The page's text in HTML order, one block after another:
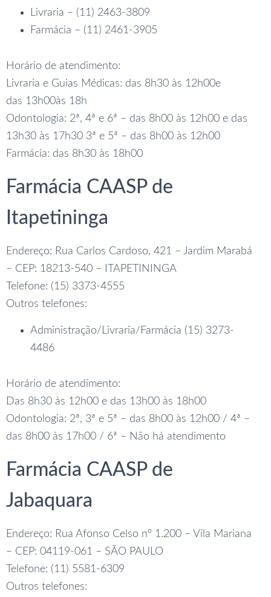
Livraria – (11) 2463-3809
Farmácia – (11) 2461-3905
Horário de atendimento:
Livraria e Guias Médicas: das 8h30 às 12h00e
das 13h00às 18h
Odontologia: 2ª, 4ª e 6ª – das 8h00 às 12h00 e das
13h30 às 17h30 3ª e 5ª – das 8h00 às 12h00
Farmácia: das 8h30 às 18h00
Farmácia CAASP de
Itapetininga
Endereço: Rua Carlos Cardoso, 421 – Jardim Marabá
– CEP: 18213-540 – ITAPETININGA
Telefone: (15) 3373-4555
Outros telefones:
Administração/Livraria/Farmácia (15) 3273-
4486
Horário de atendimento:
Das 8h30 às 12h00 e das 13h00 às 18h00
Odontologia: 2ª, 3ª e 5ª – das 8h00 às 12h00 / 4ª –
das 8h00 às 17h00 / 6ª – Não há atendimento
Farmácia CAASP de
Jabaquara
Endereço: Rua Afonso Celso nº 1.200 – Vila Mariana
– CEP: 04119-061 – SÃO PAULO
Telefone: (11) 5581-6309
Outros telefones: